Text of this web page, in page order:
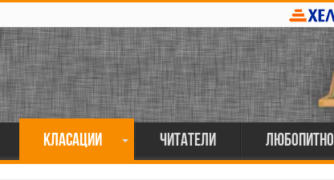
Класации Читатели Любопитно